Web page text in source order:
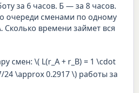
за 6 часов. Б — за 8 часов.
очереди сменами по одному
Сколько времени займет вся
смен: \( L(r_A + r_B) = 1 \cdot
24 \approx 0.2917 \) работы за